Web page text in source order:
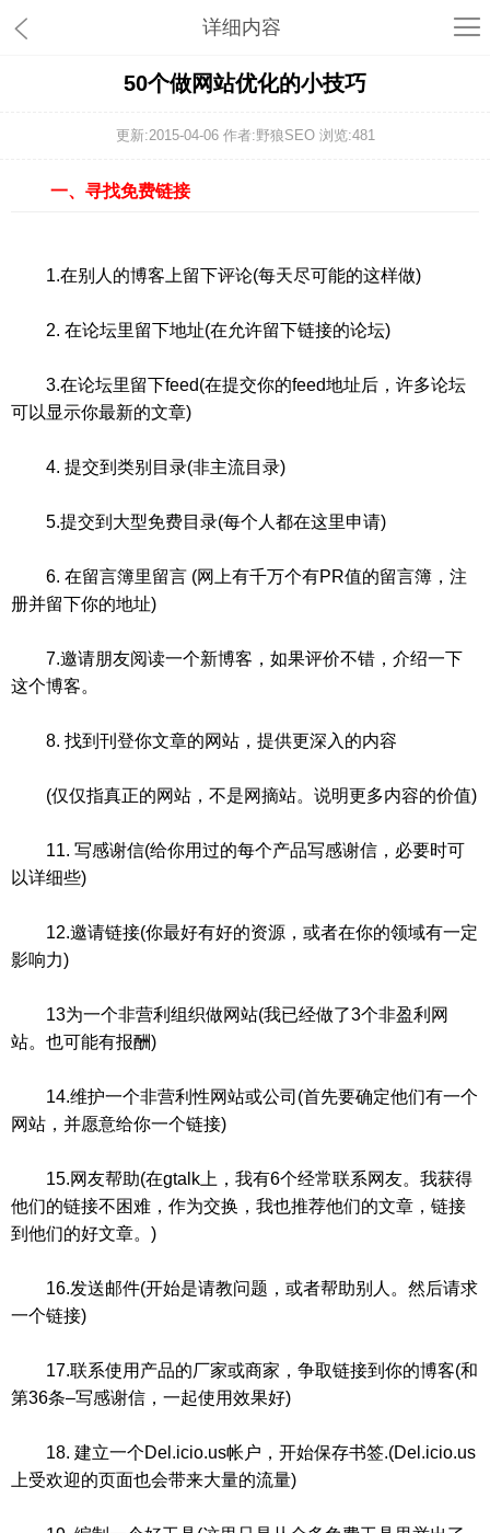
详细内容
50个做网站优化的小技巧
更新:2015-04-06 作者:野狼SEO 浏览:481
一、寻找免费链接
1.在别人的博客上留下评论(每天尽可能的这样做)
2. 在论坛里留下地址(在允许留下链接的论坛)
3.在论坛里留下feed(在提交你的feed地址后，许多论坛
可以显示你最新的文章)
4. 提交到类别目录(非主流目录)
5.提交到大型免费目录(每个人都在这里申请)
6. 在留言簿里留言 (网上有千万个有PR值的留言簿，注
册并留下你的地址)
7.邀请朋友阅读一个新博客，如果评价不错，介绍一下
这个博客。
8. 找到刊登你文章的网站，提供更深入的内容
(仅仅指真正的网站，不是网摘站。说明更多内容的价值)
11. 写感谢信(给你用过的每个产品写感谢信，必要时可
以详细些)
12.邀请链接(你最好有好的资源，或者在你的领域有一定
影响力)
13为一个非营利组织做网站(我已经做了3个非盈利网
站。也可能有报酬)
14.维护一个非营利性网站或公司(首先要确定他们有一个
网站，并愿意给你一个链接)
15.网友帮助(在gtalk上，我有6个经常联系网友。我获得
他们的链接不困难，作为交换，我也推荐他们的文章，链接
到他们的好文章。)
16.发送邮件(开始是请教问题，或者帮助别人。然后请求
一个链接)
17.联系使用产品的厂家或商家，争取链接到你的博客(和
第36条–写感谢信，一起使用效果好)
18. 建立一个Del.icio.us帐户，开始保存书签.(Del.icio.us
上受欢迎的页面也会带来大量的流量)